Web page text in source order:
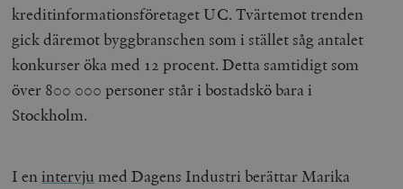
kreditinformationsföretaget UC. Tvärtemot trenden
gick däremot byggbranschen som i stället såg antalet
konkurser öka med 12 procent. Detta samtidigt som
över 800 000 personer står i bostadskö bara i
Stockholm.
I en intervju med Dagens Industri berättar Marika